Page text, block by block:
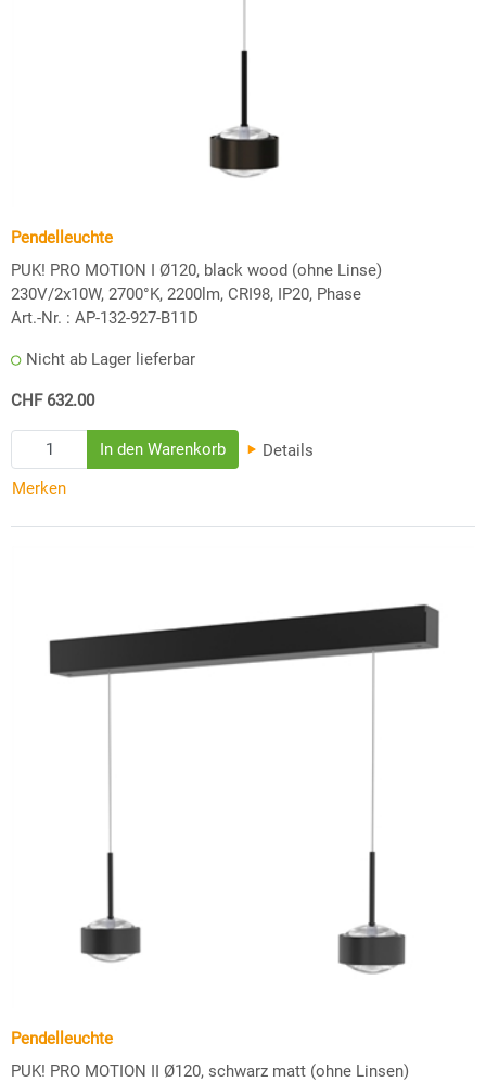
Pendelleuchte
PUK! PRO MOTION I Ø120, black wood (ohne Linse)
230V/2x10W, 2700°K, 2200lm, CRI98, IP20, Phase
Art.-Nr. : AP-132-927-B11D
Nicht ab Lager lieferbar
CHF 632.00
Details
Merken
Pendelleuchte
PUK! PRO MOTION II Ø120, schwarz matt (ohne Linsen)